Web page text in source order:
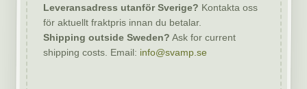
Leveransadress utanför Sverige? Kontakta oss
för aktuellt fraktpris innan du betalar.
Shipping outside Sweden? Ask for current
shipping costs. Email: info@svamp.se